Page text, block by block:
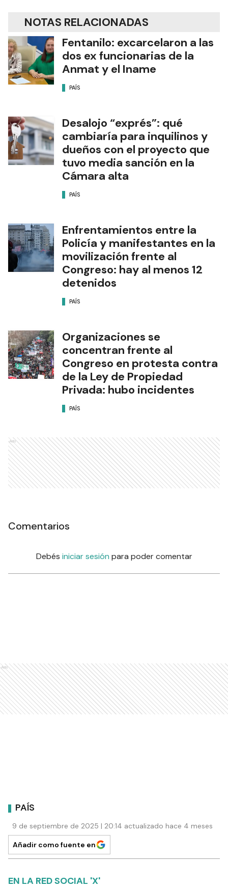
NOTAS RELACIONADAS
Fentanilo: excarcelaron a las
dos ex funcionarias de la
Anmat y el Iname
PAÍS
Desalojo “exprés”: qué
cambiaría para inquilinos y
dueños con el proyecto que
tuvo media sanción en la
Cámara alta
PAÍS
Enfrentamientos entre la
Policía y manifestantes en la
movilización frente al
Congreso: hay al menos 12
detenidos
PAÍS
Organizaciones se
concentran frente al
Congreso en protesta contra
de la Ley de Propiedad
Privada: hubo incidentes
PAÍS
Ads
Comentarios
Debés iniciar sesión para poder comentar
Ads
PAÍS
9 de septiembre de 2025 | 20:14 actualizado hace 4 meses
Añadir como fuente en
EN LA RED SOCIAL 'X'